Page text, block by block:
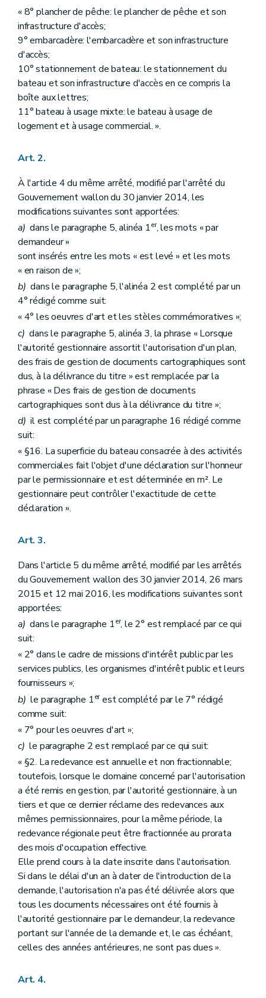
« 8° plancher de pêche: le plancher de pêche et son
infrastructure d'accès;
9° embarcadère: l'embarcadère et son infrastructure
d'accès;
10° stationnement de bateau: le stationnement du
bateau et son infrastructure d'accès en ce compris la
boîte aux lettres;
11° bateau à usage mixte: le bateau à usage de
logement et à usage commercial. ».
Art. 2.
À l'article 4 du même arrêté, modifié par l'arrêté du
Gouvernement wallon du 30 janvier 2014, les
modifications suivantes sont apportées:
a) dans le paragraphe 5, alinéa 1er, les mots « par
demandeur »
sont insérés entre les mots « est levé » et les mots
« en raison de »;
b) dans le paragraphe 5, l'alinéa 2 est complété par un
4° rédigé comme suit:
« 4° les oeuvres d'art et les stèles commémoratives »;
c) dans le paragraphe 5, alinéa 3, la phrase « Lorsque
l'autorité gestionnaire assortit l'autorisation d'un plan,
des frais de gestion de documents cartographiques sont
dus, à la délivrance du titre » est remplacée par la
phrase « Des frais de gestion de documents
cartographiques sont dus à la délivrance du titre »;
d) il est complété par un paragraphe 16 rédigé comme
suit:
« §16. La superficie du bateau consacrée à des activités
commerciales fait l'objet d'une déclaration sur l'honneur
par le permissionnaire et est déterminée en m². Le
gestionnaire peut contrôler l'exactitude de cette
déclaration ».
Art. 3.
Dans l'article 5 du même arrêté, modifié par les arrêtés
du Gouvernement wallon des 30 janvier 2014, 26 mars
2015 et 12 mai 2016, les modifications suivantes sont
apportées:
a) dans le paragraphe 1er, le 2° est remplacé par ce qui
suit:
« 2° dans le cadre de missions d'intérêt public par les
services publics, les organismes d'intérêt public et leurs
fournisseurs »;
b) le paragraphe 1erest complété par le 7° rédigé
comme suit:
« 7° pour les oeuvres d'art »;
c) le paragraphe 2 est remplacé par ce qui suit:
« §2. La redevance est annuelle et non fractionnable;
toutefois, lorsque le domaine concerné par l'autorisation
a été remis en gestion, par l'autorité gestionnaire, à un
tiers et que ce dernier réclame des redevances aux
mêmes permissionnaires, pour la même période, la
redevance régionale peut être fractionnée au prorata
des mois d'occupation effective.
Elle prend cours à la date inscrite dans l'autorisation.
Si dans le délai d'un an à dater de l'introduction de la
demande, l'autorisation n'a pas été délivrée alors que
tous les documents nécessaires ont été fournis à
l'autorité gestionnaire par le demandeur, la redevance
portant sur l'année de la demande et, le cas échéant,
celles des années antérieures, ne sont pas dues ».
Art. 4.